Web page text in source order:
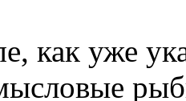
как уже